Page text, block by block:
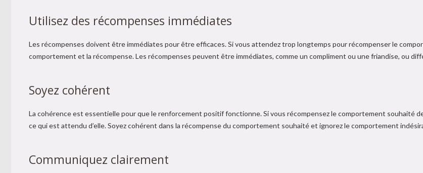
Utilisez des récompenses immédiates
Les récompenses doivent être immédiates pour être efficaces. Si vous attendez trop longtemps pour récompenser le
comportement et la récompense. Les récompenses peuvent être immédiates, comme un compliment ou une friandise, ou
Soyez cohérent
La cohérence est essentielle pour que le renforcement positif fonctionne. Si vous récompensez le comportement souhaité
ce qui est attendu d’elle. Soyez cohérent dans la récompense du comportement souhaité et ignorez le comportement
Communiquez clairement